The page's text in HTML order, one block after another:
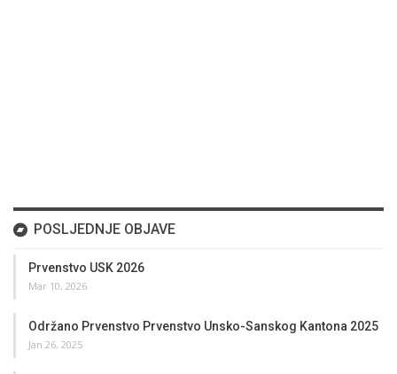
POSLJEDNJE OBJAVE
Prvenstvo USK 2026
Mar 10, 2026
Održano Prvenstvo Prvenstvo Unsko-Sanskog Kantona 2025
Jan 26, 2025